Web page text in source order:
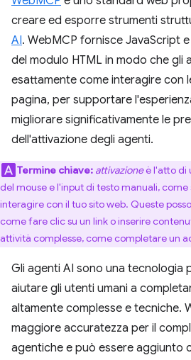
creare ed esporre strumenti
AI. WebMCP fornisce JavaScript
del modulo HTML in modo che gli
esattamente come interagire con
pagina, per supportare
migliorare significativamente le
dell'attivazione degli agenti.
Termine chiave: attivazioneè l'atto di
del mouse e l'input di testo manuali,
interagire con il tuo sito web. Queste
come fare clic su un link o inserire
attività complesse, come completare un
Gli agenti AI sono una tecnologia
aiutare gli utenti umani a
altamente complesse e tecniche.
maggiore accuratezza per il
agentiche e può essere aggiunto